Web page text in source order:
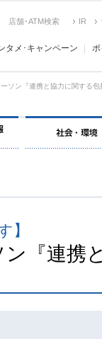
店舗･ATM検索 IR
タメ･キャンペーン
ーソン『連携と協力に関する
】
ン『連携